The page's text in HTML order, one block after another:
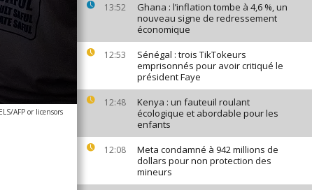
13:52
Ghana : l’inflation tombe à 4,6 %, un
nouveau signe de redressement
économique
12:53
Sénégal : trois TikTokeurs
emprisonnés pour avoir critiqué le
président Faye
12:48
Kenya : un fauteuil roulant
écologique et abordable pour les
enfants
12:08
Meta condamné à 942 millions de
dollars pour non protection des
mineurs
AFP or licensors